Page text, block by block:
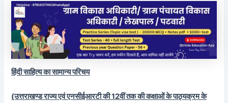
हिंदी साहित्य का सामान्य परिचय
(उत्तराखण्ड राज्य एवं एनसीईआरटी की 12वीं तक की कक्षाओं के पाठ्यक्रम के